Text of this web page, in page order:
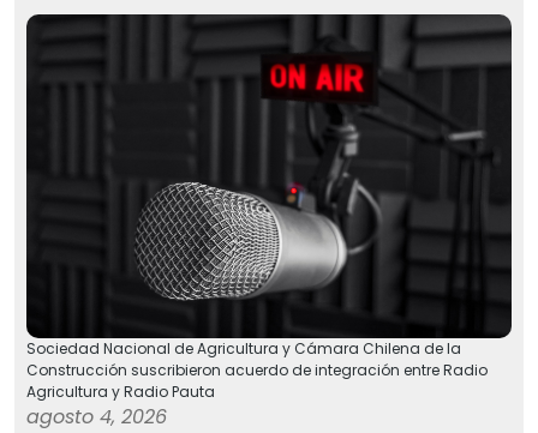
Sociedad Nacional de Agricultura y Cámara Chilena de la
Construcción suscribieron acuerdo de integración entre Radio
Agricultura y Radio Pauta
agosto 4, 2026